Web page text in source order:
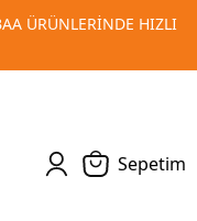
ÖZEL İNDIRIM
Sepetim